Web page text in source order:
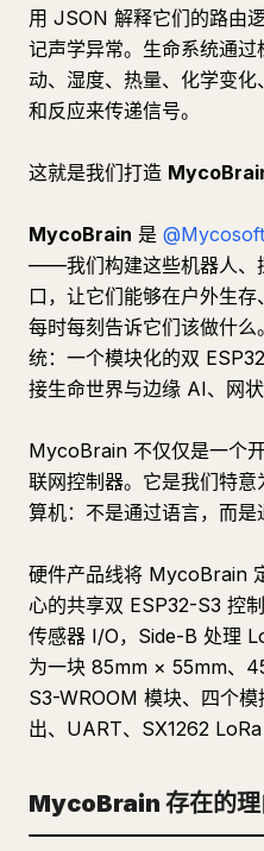
用 JSON 解释它们的路由
记声学异常。生命系统通
动、湿度、热量、化学变
和反应来传递信号。
这就是我们打造
MycoBrain 是 @Mycosoft
——我们构建这些机器人、
口，让它们能够在户外生
每时每刻告诉它们该做什
统：一个模块化的双
接生命世界与边缘 AI、网
MycoBrain 不仅仅是一个
联网控制器。它是我们特意
算机：不是通过语言，而是
硬件产品线将 MycoBrain
心的共享双 ESP32-S3 控
传感器 I/O，Side-B 处理
为一块 85mm × 55mm、
S3-WROOM 模块、四个
出、UART、SX1262 LoRa
MycoBrain 存在的理